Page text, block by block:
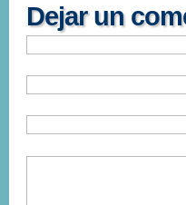
Dejar un